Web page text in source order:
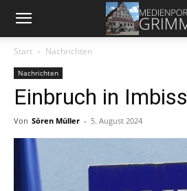
Start Nachrichten
Nachrichten
Einbruch in Imbiss
Von Sören Müller - 5. August 2024